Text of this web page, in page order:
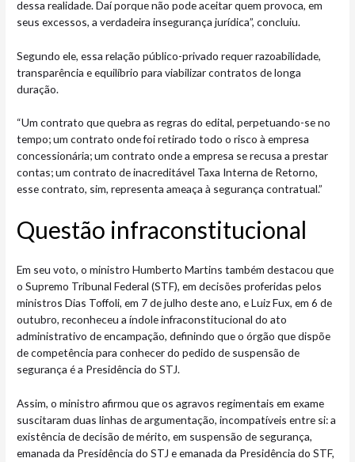
dessa realidade. Daí porque não pode aceitar quem provoca, em
seus excessos, a verdadeira insegurança jurídica”, concluiu.
Segundo ele, essa relação público-privado requer razoabilidade,
transparência e equilíbrio para viabilizar contratos de longa
duração.
“Um contrato que quebra as regras do edital, perpetuando-se no
tempo; um contrato onde foi retirado todo o risco à empresa
concessionária; um contrato onde a empresa se recusa a prestar
contas; um contrato de inacreditável Taxa Interna de Retorno,
esse contrato, sim, representa ameaça à segurança contratual.”
Questão infraconstitucio​nal
Em seu voto, o ministro Humberto Martins também destacou que
o Supremo Tribunal Federal (STF), em decisões proferidas pelos
ministros Dias Toffoli, em 7 de julho deste ano, e Luiz Fux, em 6 de
outubro, reconheceu a índole infraconstitucional do ato
administrativo de encampação, definindo que o órgão que dispõe
de competência para conhecer do pedido de suspensão de
segurança é a Presidência do STJ.
Assim, o ministro afirmou que os agravos regimentais em exame
suscitaram duas linhas de argumentação, incompatíveis entre si: a
existência de decisão de mérito, em suspensão de segurança,
emanada da Presidência do STJ e emanada da Presidência do STF,